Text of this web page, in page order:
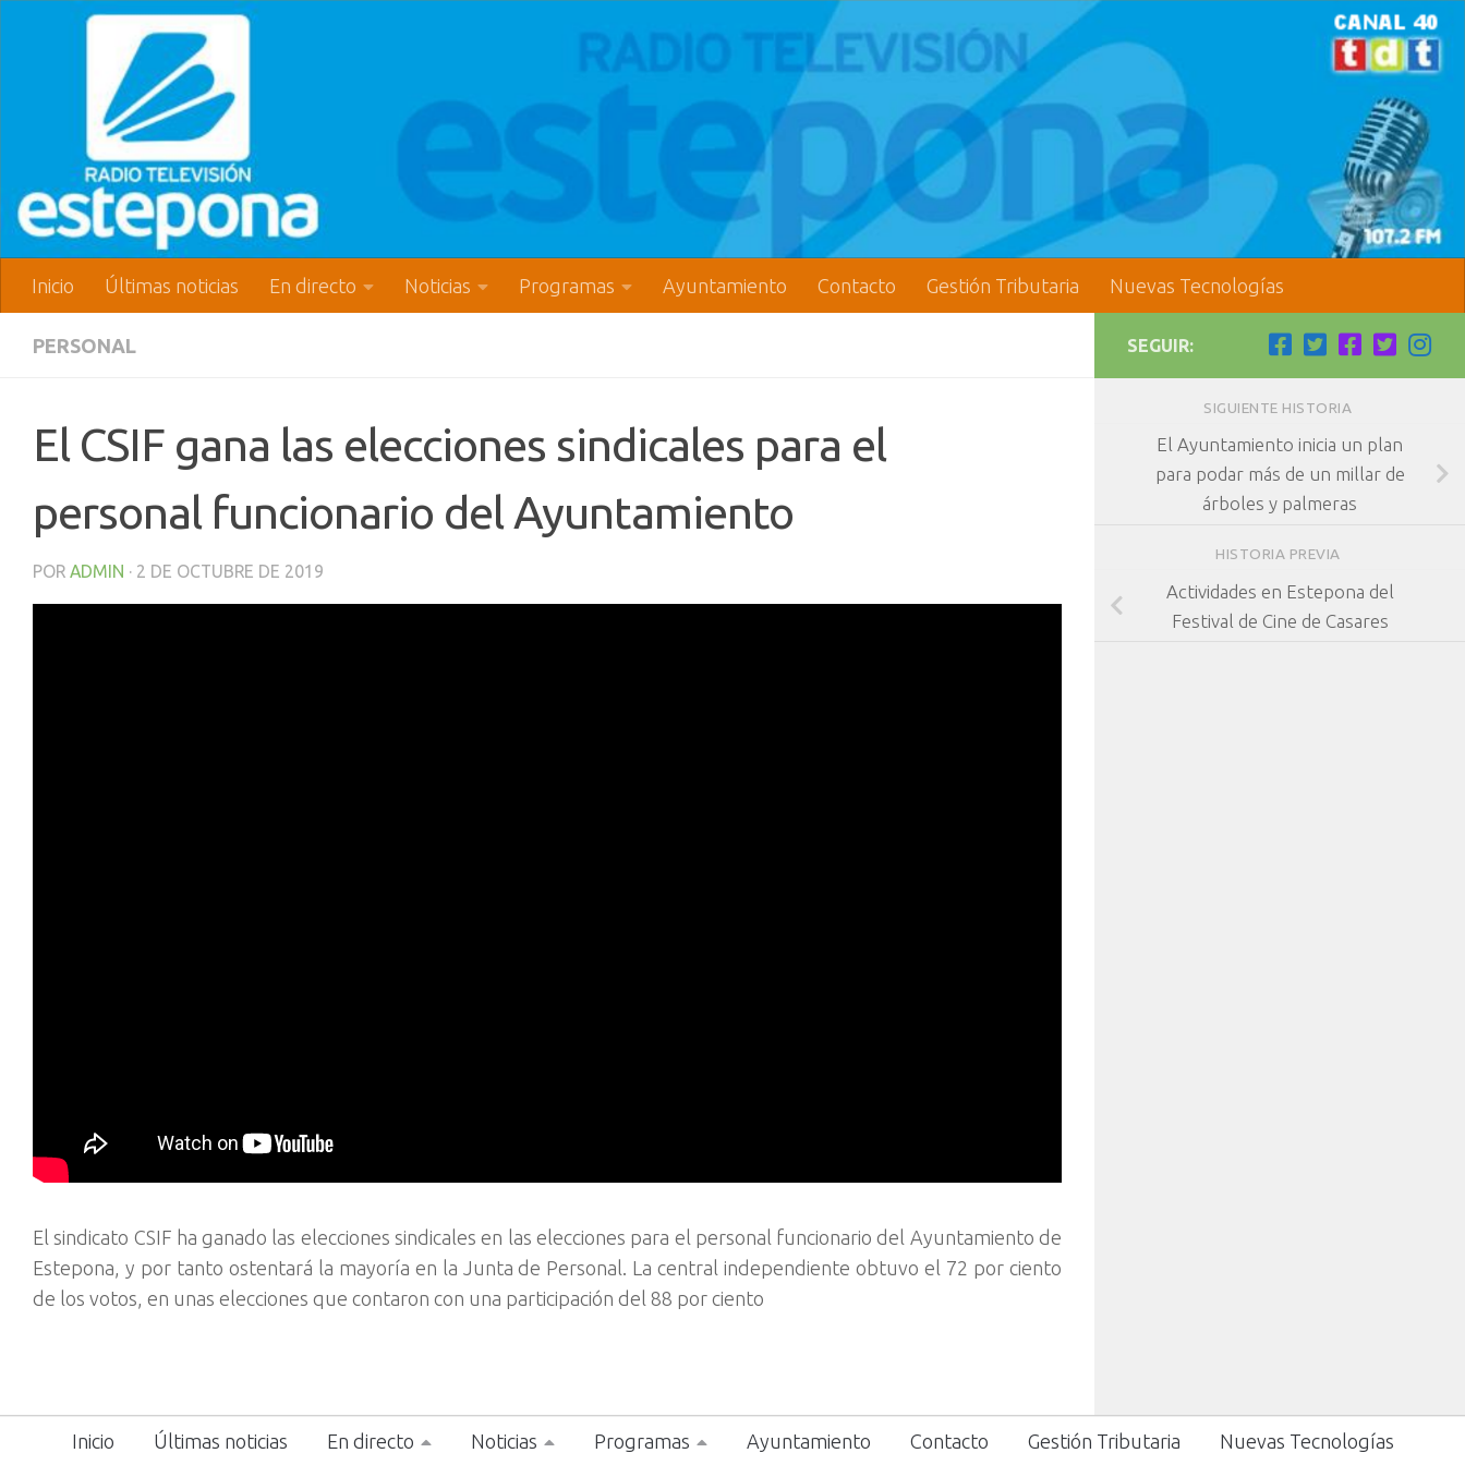
Inicio Últimas noticias En directo Noticias Programas Ayuntamiento Contacto Gestión Tributaria Nuevas Tecnologías
PERSONAL
El CSIF gana las elecciones sindicales para el
personal funcionario del Ayuntamiento
POR ADMIN · 2 DE OCTUBRE DE 2019
El sindicato CSIF ha ganado las elecciones sindicales en las elecciones para el personal funcionario del Ayuntamiento de
Estepona, y por tanto ostentará la mayoría en la Junta de Personal. La central independiente obtuvo el 72 por ciento
de los votos, en unas elecciones que contaron con una participación del 88 por ciento
SEGUIR:
SIGUIENTE HISTORIA
El Ayuntamiento inicia un plan
para podar más de un millar de
árboles y palmeras
HISTORIA PREVIA
Actividades en Estepona del
Festival de Cine de Casares
Inicio Últimas noticias En directo Noticias Programas Ayuntamiento Contacto Gestión Tributaria Nuevas Tecnologías